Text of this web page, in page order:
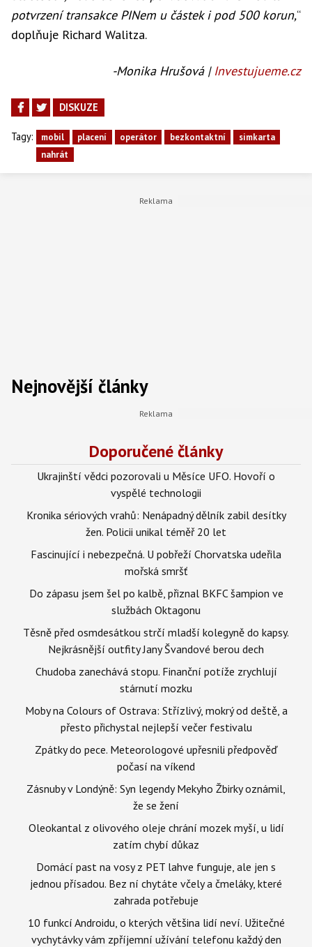
potvrzení transakce PINem u částek i pod 500 korun,“
doplňuje Richard Walitza.
-Monika Hrušová | Investujueme.cz
DISKUZE
Tagy: mobil placení operátor bezkontaktní
simkarta
nahrát
Nejnovější články
Doporučené články
Ukrajinští vědci pozorovali u Měsíce UFO. Hovoří o
vyspělé technologii
Kronika sériových vrahů: Nenápadný dělník zabil desítky
žen. Policii unikal téměř 20 let
Fascinující i nebezpečná. U pobřeží Chorvatska udeřila
mořská smršť
Do zápasu jsem šel po kalbě, přiznal BKFC šampion ve
službách Oktagonu
Těsně před osmdesátkou strčí mladší kolegyně do kapsy.
Nejkrásnější outfity Jany Švandové berou dech
Chudoba zanechává stopu. Finanční potíže zrychlují
stárnutí mozku
Moby na Colours of Ostrava: Střízlivý, mokrý od deště, a
přesto přichystal nejlepší večer festivalu
Zpátky do pece. Meteorologové upřesnili předpověď
počasí na víkend
Zásnuby v Londýně: Syn legendy Mekyho Žbirky oznámil,
že se žení
Oleokantal z olivového oleje chrání mozek myší, u lidí
zatím chybí důkaz
Domácí past na vosy z PET lahve funguje, ale jen s
jednou přísadou. Bez ní chytáte včely a čmeláky, které
zahrada potřebuje
10 funkcí Androidu, o kterých většina lidí neví. Užitečné
vychytávky vám zpříjemní užívání telefonu každý den